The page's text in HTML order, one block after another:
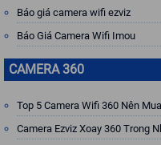
Báo giá camera wifi ezviz
Báo Giá Camera Wifi Imou
CAMERA 360
Top 5 Camera Wifi 360 Nên Mua
Camera Ezviz Xoay 360 Trong